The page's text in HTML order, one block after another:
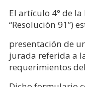
El artículo 4° de
“Resolución 91”)
presentación de
jurada referida a
requerimientos